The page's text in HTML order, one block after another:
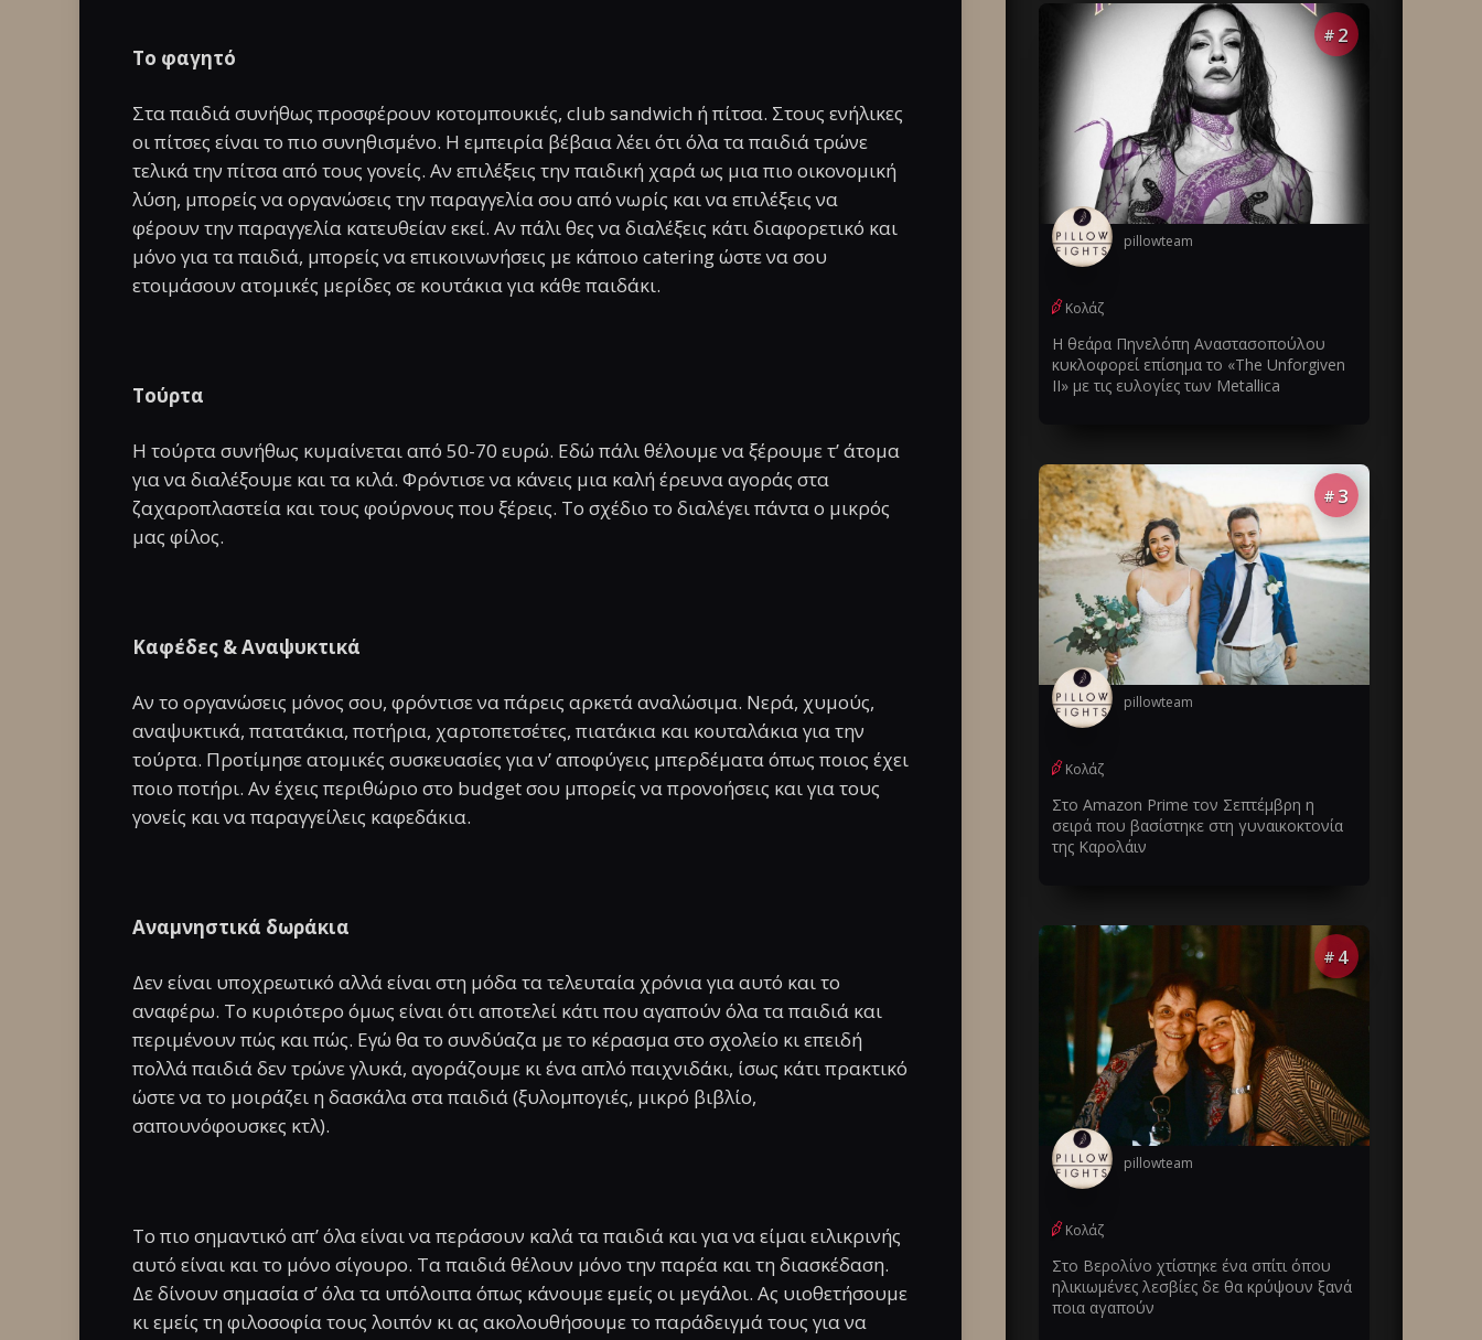
Το φαγητό
Στα παιδιά συνήθως προσφέρουν κοτομπουκιές, club sandwich ή πίτσα. Στους ενήλικες
οι πίτσες είναι το πιο συνηθισμένο. Η εμπειρία βέβαια λέει ότι όλα τα παιδιά τρώνε
τελικά την πίτσα από τους γονείς. Αν επιλέξεις την παιδική χαρά ως μια πιο οικονομική
λύση, μπορείς να οργανώσεις την παραγγελία σου από νωρίς και να επιλέξεις να
φέρουν την παραγγελία κατευθείαν εκεί. Αν πάλι θες να διαλέξεις κάτι διαφορετικό και
μόνο για τα παιδιά, μπορείς να επικοινωνήσεις με κάποιο catering ώστε να σου
ετοιμάσουν ατομικές μερίδες σε κουτάκια για κάθε παιδάκι.
Τούρτα
Η τούρτα συνήθως κυμαίνεται από 50-70 ευρώ. Εδώ πάλι θέλουμε να ξέρουμε τ’ άτομα
για να διαλέξουμε και τα κιλά. Φρόντισε να κάνεις μια καλή έρευνα αγοράς στα
ζαχαροπλαστεία και τους φούρνους που ξέρεις. Το σχέδιο το διαλέγει πάντα ο μικρός
μας φίλος.
Καφέδες & Αναψυκτικά
Αν το οργανώσεις μόνος σου, φρόντισε να πάρεις αρκετά αναλώσιμα. Νερά, χυμούς,
αναψυκτικά, πατατάκια, ποτήρια, χαρτοπετσέτες, πιατάκια και κουταλάκια για την
τούρτα. Προτίμησε ατομικές συσκευασίες για ν’ αποφύγεις μπερδέματα όπως ποιος έχει
ποιο ποτήρι. Αν έχεις περιθώριο στο budget σου μπορείς να προνοήσεις και για τους
γονείς και να παραγγείλεις καφεδάκια.
Αναμνηστικά δωράκια
Δεν είναι υποχρεωτικό αλλά είναι στη μόδα τα τελευταία χρόνια για αυτό και το
αναφέρω. Το κυριότερο όμως είναι ότι αποτελεί κάτι που αγαπούν όλα τα παιδιά και
περιμένουν πώς και πώς. Εγώ θα το συνδύαζα με το κέρασμα στο σχολείο κι επειδή
πολλά παιδιά δεν τρώνε γλυκά, αγοράζουμε κι ένα απλό παιχνιδάκι, ίσως κάτι πρακτικό
ώστε να το μοιράζει η δασκάλα στα παιδιά (ξυλομπογιές, μικρό βιβλίο,
σαπουνόφουσκες κτλ).
Το πιο σημαντικό απ’ όλα είναι να περάσουν καλά τα παιδιά και για να είμαι ειλικρινής
αυτό είναι και το μόνο σίγουρο. Τα παιδιά θέλουν μόνο την παρέα και τη διασκέδαση.
Δε δίνουν σημασία σ’ όλα τα υπόλοιπα όπως κάνουμε εμείς οι μεγάλοι. Ας υιοθετήσουμε
κι εμείς τη φιλοσοφία τους λοιπόν κι ας ακολουθήσουμε το παράδειγμά τους για να
# 2
pillowteam
Κολάζ
Η θεάρα Πηνελόπη Αναστασοπούλου
κυκλοφορεί επίσημα το «The Unforgiven
II» με τις ευλογίες των Metallica
# 3
pillowteam
Κολάζ
Στο Amazon Prime τον Σεπτέμβρη η
σειρά που βασίστηκε στη γυναικοκτονία
της Καρολάιν
# 4
pillowteam
Κολάζ
Στο Βερολίνο χτίστηκε ένα σπίτι όπου
ηλικιωμένες λεσβίες δε θα κρύψουν ξανά
ποια αγαπούν